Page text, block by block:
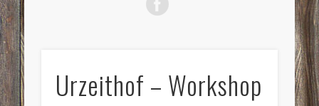
Urzeithof – Workshop